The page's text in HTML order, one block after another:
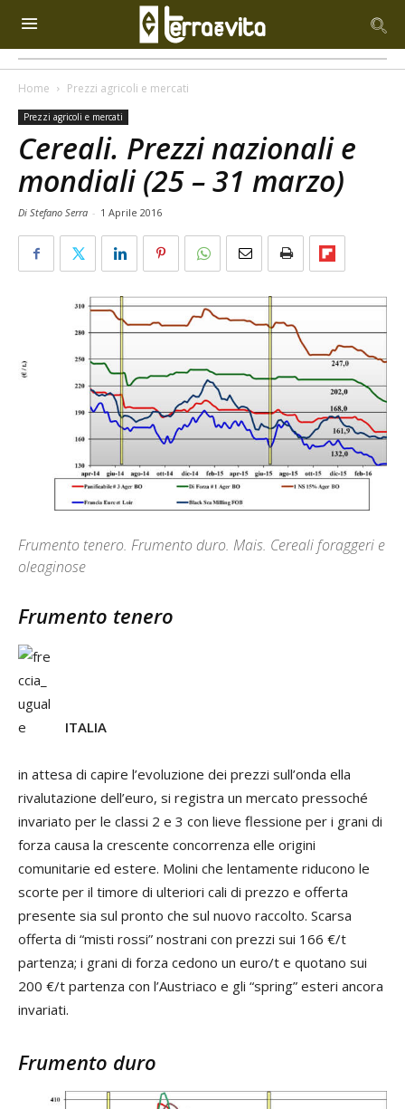
Home Prezzi agricoli e mercati
Prezzi agricoli e mercati
Cereali. Prezzi nazionali e
mondiali (25 – 31 marzo)
Di Stefano Serra - 1 Aprile 2016
Frumento tenero. Frumento duro. Mais. Cereali foraggeri e
oleaginose
Frumento tenero
ITALIA
in attesa di capire l’evoluzione dei prezzi sull’onda ella
rivalutazione dell’euro, si registra un mercato pressoché
invariato per le classi 2 e 3 con lieve flessione per i grani di
forza causa la crescente concorrenza elle origini
comunitarie ed estere. Molini che lentamente riducono le
scorte per il timore di ulteriori cali di prezzo e offerta
presente sia sul pronto che sul nuovo raccolto. Scarsa
offerta di “misti rossi” nostrani con prezzi sui 166 €/t
partenza; i grani di forza cedono un euro/t e quotano sui
200 €/t partenza con l’Austriaco e gli “spring” esteri ancora
invariati.
Frumento duro